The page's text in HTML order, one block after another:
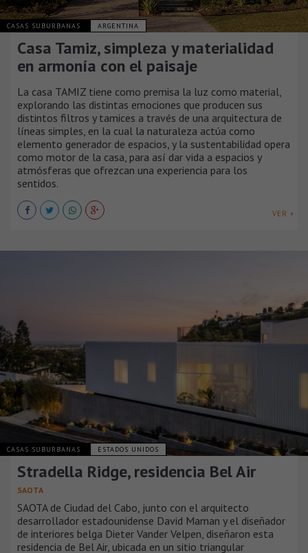
CASAS SUBURBANAS ARGENTINA
Casa Tamiz, simpleza y materialidad
en armonía con el paisaje
La casa TAMIZ tiene como premisa la luz como material,
explorando las distintas emociones que producen sus
distintos filtros y tamices a través de una arquitectura de
líneas simples, en la cual la naturaleza actúa como
elemento generador de espacios, y la sustentabilidad opera
como motor de la casa, para así dar vida a espacios y
atmósferas que ofrezcan una experiencia para los
sentidos.
VER +
CASAS SUBURBANAS ESTADOS UNIDOS
Stradella Ridge, residencia Bel Air
SAOTA
SAOTA de Ciudad del Cabo, junto con el arquitecto
desarrollador estadounidense David Maman y el diseñador
de interiores belga Dieter Vander Velpen, diseñaron esta
residencia de Bel Air, ubicada en un sitio triangular